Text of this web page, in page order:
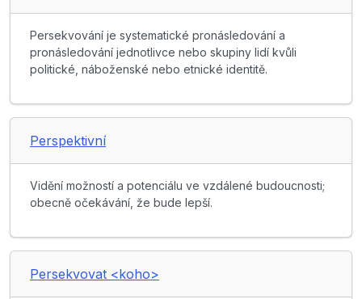
Persekvování je systematické pronásledování a
pronásledování jednotlivce nebo skupiny lidí kvůli
politické, náboženské nebo etnické identitě.
Perspektivní
Vidění možností a potenciálu ve vzdálené budoucnosti;
obecně očekávání, že bude lepší.
Persekvovat <koho>